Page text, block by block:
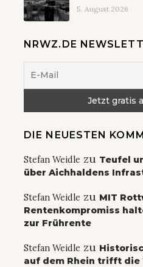
5. August 2026
NRWZ.DE
DIE NEUESTEN
Stefan Weidle zu Teufel
über Aichhaldens
Stefan Weidle zu MIT
Rentenkompromiss
zur Frührente
Stefan Weidle zu
auf dem Rhein trifft